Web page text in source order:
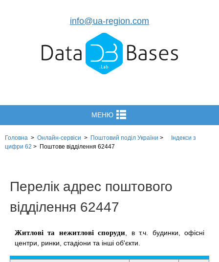
info@ua-region.com
МЕНЮ
Головна > Онлайн-сервіси > Поштовий поділ України >
Індекси з
цифри 62 > Поштове відділення 62447
Перелік адрес поштового
відділення 62447
Житлові та нежитлові споруди , в т.ч. будинки, офісні
центри, ринки, стадіони та інші об'єкти.